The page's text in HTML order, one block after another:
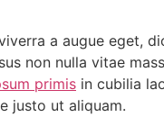
a augue eget,
non nulla vitae
primis in cubilia
justo ut aliquam.